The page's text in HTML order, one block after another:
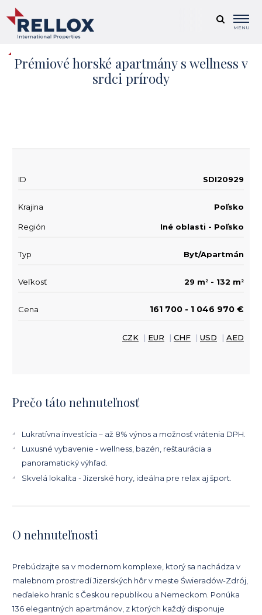
MENU
Prémiové horské apartmány s wellness v
srdci prírody
+ 22
Prečo táto nehnuteľnosť
Lukratívna investícia – až 8% výnos a možnosť vrátenia DPH.
Luxusné vybavenie - wellness, bazén, reštaurácia a
panoramatický výhľad.
Skvelá lokalita - Jizerské hory, ideálna pre relax aj šport.
O nehnuteľnosti
Prebúdzajte sa v modernom komplexe, ktorý sa nachádza v
malebnom prostredí Jizerských hôr v meste Świeradów-Zdrój,
neďaleko hraníc s Českou republikou a Nemeckom. Ponúka
136 elegantných apartmánov, z ktorých každý disponuje
ID SDI20929
Krajina Poľsko
Región Iné oblasti - Poľsko
Typ Byt/Apartmán
Veľkosť 29 m 2 - 132 m 2
Cena 161 700 - 1 046 970 €
CZK | EUR | CHF | USD | AED